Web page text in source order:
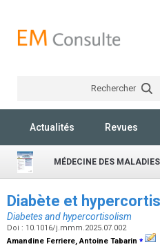
Rechercher
Actualités Revues
MÉDECINE DES
Diabète et
Diabetes and hypercortisolism
Doi : 10.1016/j.mmm.2025.07.002
Amandine Ferriere, Antoine Tabarin ⁎